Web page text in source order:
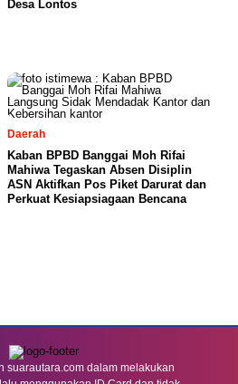
Desa Lontos
Daerah
Kaban BPBD Banggai Moh Rifai
Mahiwa Tegaskan Absen Disiplin
ASN Aktifkan Pos Piket Darurat dan
Perkuat Kesiapsiagaan Bencana
suarautara.com dalam melakukan